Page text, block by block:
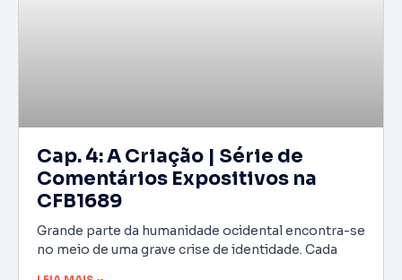
Cap. 4: A Criação | Série de
Comentários Expositivos na
CFB1689
Grande parte da humanidade ocidental encontra-se
no meio de uma grave crise de identidade. Cada